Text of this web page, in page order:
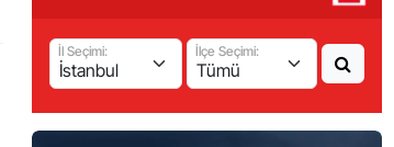
İl Seçimi: İlçe Seçimi: